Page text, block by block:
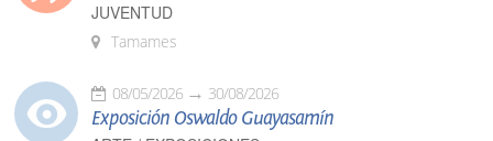
JUVENTUD
Tamames
08/05/2026 30/08/2026
Exposición Oswaldo Guayasamín